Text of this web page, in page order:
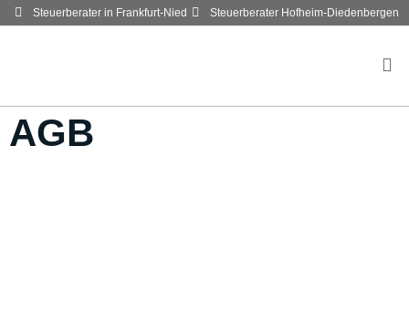
contentSteuerberater in Frankfurt-Nied Steuerberater Hofheim-Diedenbergen
AGB